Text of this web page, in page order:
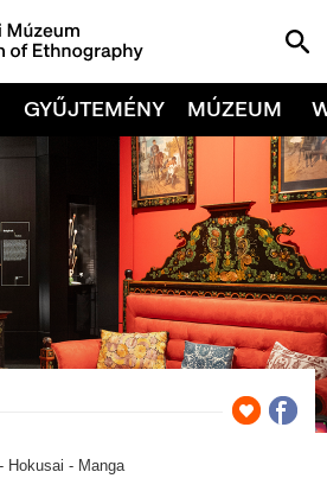
GYŰJTEMÉNY MÚZEUM